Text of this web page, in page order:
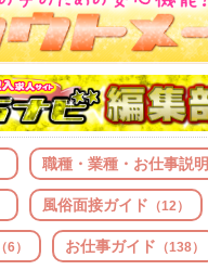
職種・業種・お仕事説明
風俗面接ガイド （12）
（6） お仕事ガイド （138）